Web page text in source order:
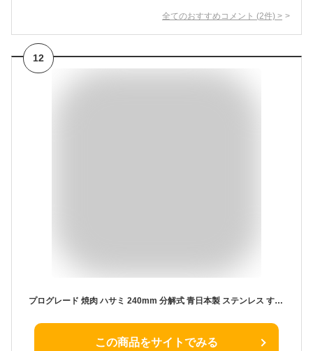
全てのおすすめコメント (2件) >
12
プログレード 焼肉 ハサミ 240mm 分解式 青日本製 ステンレス すべりにくい キッチンはさみ肉 鶏肉 塊肉 切り分け BBQハサミ 鋏 下ごしらえ 下村工業アウトドア
この商品をサイトでみる